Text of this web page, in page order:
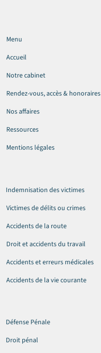
Menu
Accueil
Notre cabinet
Rendez-vous, accès & honoraires
Nos affaires
Ressources
Mentions légales
Défense Pénale
Droit pénal
Indemnisation des victimes
Victimes de délits ou crimes
Accidents de la route
Droit et accidents du travail
Accidents et erreurs médicales
Accidents de la vie courante